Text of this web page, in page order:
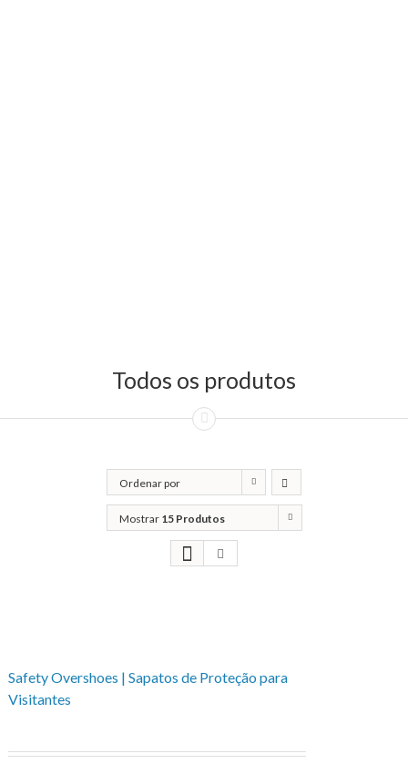
Todos os produtos
Ordenar por
Popularidade
Mostrar 15 Produtos
Safety Overshoes | Sapatos de Proteção para
Visitantes